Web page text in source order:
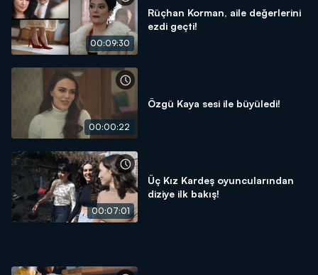
00:09:30
Rüçhan Korman, aile değerlerini
ezdi geçti!
00:00:22
Özgü Kaya sesi ile büyüledi!
00:07:01
Üç Kız Kardeş oyuncularından
diziye ilk bakış!